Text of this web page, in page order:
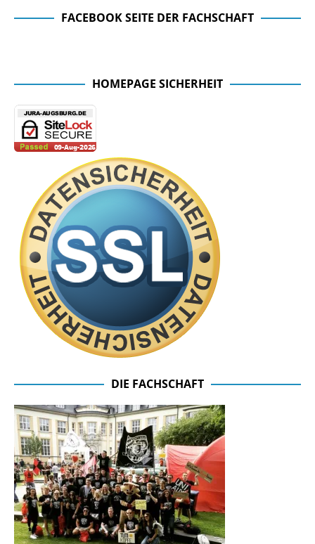
FACEBOOK SEITE DER FACHSCHAFT
HOMEPAGE SICHERHEIT
DIE FACHSCHAFT